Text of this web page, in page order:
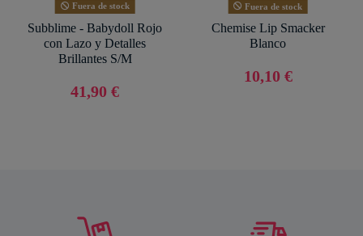
Fuera de stock
Subblime - Babydoll Rojo
con Lazo y Detalles
Brillantes S/M
41,90 €
Fuera de stock
Chemise Lip Smacker
Blanco
10,10 €